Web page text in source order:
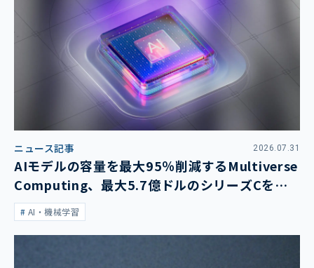
ニュース記事 2026.07.31
AIモデルの容量を最大95％削減するMultiverse
Computing、最大5.7億ドルのシリーズCを発
表AI・機械学習